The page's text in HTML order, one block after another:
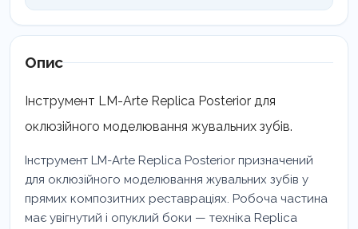
Опис
Інструмент LM-Arte Replica Posterior для
оклюзійного моделювання жувальних зубів.
Інструмент LM-Arte Replica Posterior призначений
для оклюзійного моделювання жувальних зубів у
прямих композитних реставраціях. Робоча частина
має увігнутий і опуклий боки — техніка Replica